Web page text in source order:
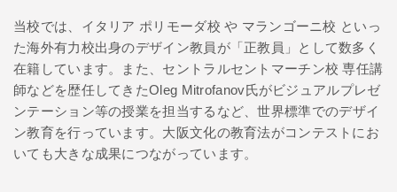
当校では、イタリア ポリモーダ校 や マランゴーニ校 といっ
た海外有力校出身のデザイン教員が「正教員」として数多く
在籍しています。また、セントラルセントマーチン校 専任講
師などを歴任してきたOleg Mitrofanov氏がビジュアルプレゼ
ンテーション等の授業を担当するなど、世界標準でのデザイ
ン教育を行っています。大阪文化の教育法がコンテストにお
いても大きな成果につながっています。